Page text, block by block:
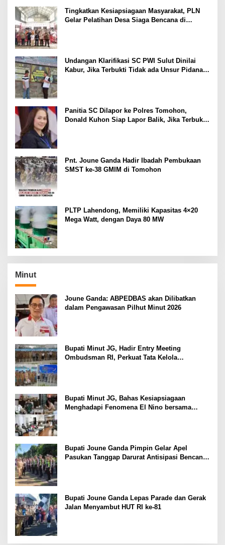
Tingkatkan Kesiapsiagaan Masyarakat, PLN
Gelar Pelatihan Desa Siaga Bencana di
Undangan Klarifikasi SC PWI Sulut Dinilai
Kabur, Jika Terbukti Tidak ada Unsur Pidana
Panitia SC Dilapor ke Polres Tomohon,
Donald Kuhon Siap Lapor Balik, Jika Terbukti
Pnt. Joune Ganda Hadir Ibadah Pembukaan
SMST ke-38 GMIM di Tomohon
PLTP Lahendong, Memiliki Kapasitas 4×20
Mega Watt, dengan Daya 80 MW
Minut
Joune Ganda: ABPEDBAS akan Dilibatkan
dalam Pengawasan Pilhut Minut 2026
Bupati Minut JG, Hadir Entry Meeting
Ombudsman RI, Perkuat Tata Kelola
Bupati Minut JG, Bahas Kesiapsiagaan
Menghadapi Fenomena El Nino bersama
Bupati Joune Ganda Pimpin Gelar Apel
Pasukan Tanggap Darurat Antisipasi Bencana
Bupati Joune Ganda Lepas Parade dan Gerak
Jalan Menyambut HUT RI ke-81